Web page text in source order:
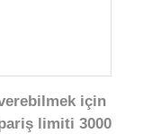
için
limiti 3000